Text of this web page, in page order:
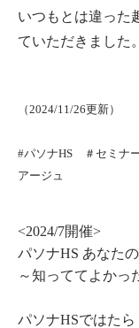
いつもとは違った
ていただきました
（2024/11/26更新）
#パソナHS ＃セミナ
アージュ
<2024/7開催>
パソナHS あなた
～知っててよかっ
パソナHSではた